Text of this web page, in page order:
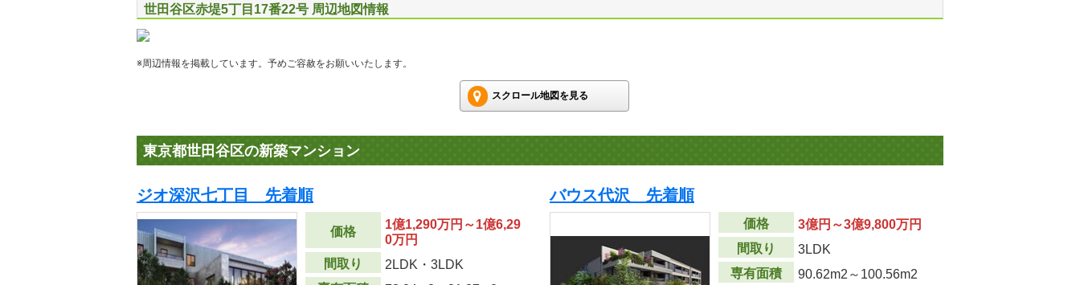
世田谷区赤堤5丁目17番22号 周辺地図情報
※周辺情報を掲載しています。予めご容赦をお願いいたします。
スクロール地図を見る
東京都世田谷区の新築マンション
ジオ深沢七丁目 先着順
価格
1億1,290万円～1億6,29
0万円
間取り
2LDK・3LDK
バウス代沢 先着順
価格
3億円～3億9,800万円
間取り
3LDK
専有面積
90.62m2 ～100.56m2